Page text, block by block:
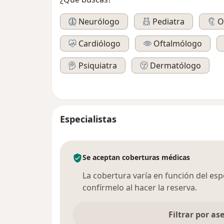
Neurólogo
Pediatra
Cardiólogo
Oftalmólogo
Psiquiatra
Dermatólogo
Especialistas
Se aceptan coberturas médicas
La cobertura varía en función del
confírmelo al hacer la reserva.
Filtrar por